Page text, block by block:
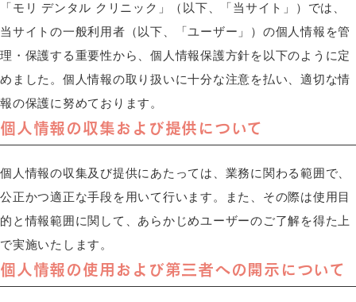
「モリ デンタル クリニック」（以下、「当サイト」）では、
当サイトの一般利用者（以下、「ユーザー」）の個人情報を管
理・保護する重要性から、個人情報保護方針を以下のように定
めました。個人情報の取り扱いに十分な注意を払い、適切な情
報の保護に努めております。
個人情報の収集および提供について
個人情報の収集及び提供にあたっては、業務に関わる範囲で、
公正かつ適正な手段を用いて行います。また、その際は使用目
的と情報範囲に関して、あらかじめユーザーのご了解を得た上
で実施いたします。
個人情報の使用および第三者への開示について